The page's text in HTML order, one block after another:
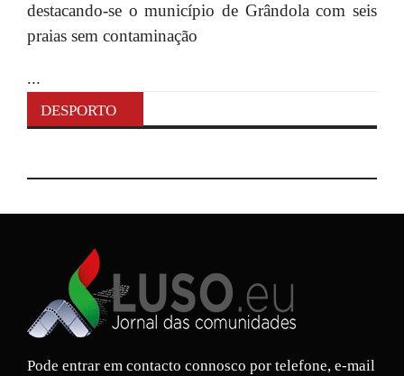
destacando-se o município de Grândola com seis
praias sem contaminação
...
DESPORTO
Pode entrar em contacto connosco por telefone, e-mail